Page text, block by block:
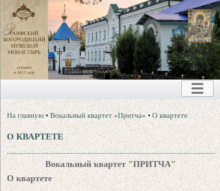
На главную •Вокальный квартет «Притча» •О квартете
О КВАРТЕТЕ
Вокальный квартет "ПРИТЧА"
О квартете